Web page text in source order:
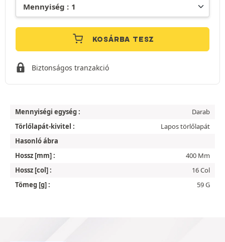
KOSÁRBA TESZ
Biztonságos tranzakció
Mennyiségi egység :
Darab
Törlőlapát-kivitel :
Lapos törlőlapát
Hasonló ábra
Hossz [mm] :
400 Mm
Hossz [col] :
16 Col
Tömeg [g] :
59 G